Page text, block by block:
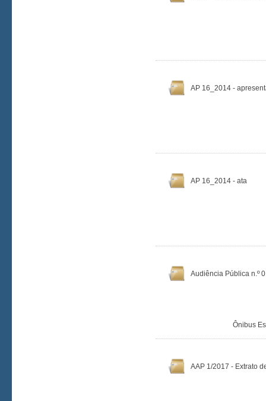
AP 16_2014 -
AP 16_2014 - ata
Audiência Pública n.º
Ônibus
AAP 1/2017 - Extrato